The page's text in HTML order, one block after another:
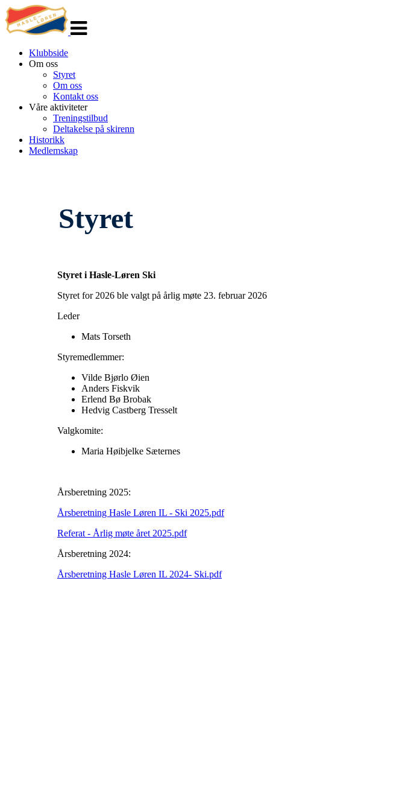
navigasjon
Klubbside
Om oss
Styret
Om oss
Kontakt oss
Våre aktiviteter
Treningstilbud
Deltakelse på skirenn
Historikk
Medlemskap
Styret
Styret i Hasle-Løren Ski
Styret for 2026 ble valgt på årlig møte 23. februar 2026
Leder
Mats Torseth
Styremedlemmer:
Vilde Bjørlo Øien
Anders Fiskvik
Erlend Bø Brobak
Hedvig Castberg Tresselt
Valgkomite:
Maria Høibjelke Sæternes
Årsberetning 2025:
Årsberetning Hasle Løren IL - Ski 2025.pdf
Referat - Årlig møte året 2025.pdf
Årsberetning 2024:
Årsberetning Hasle Løren IL 2024- Ski.pdf